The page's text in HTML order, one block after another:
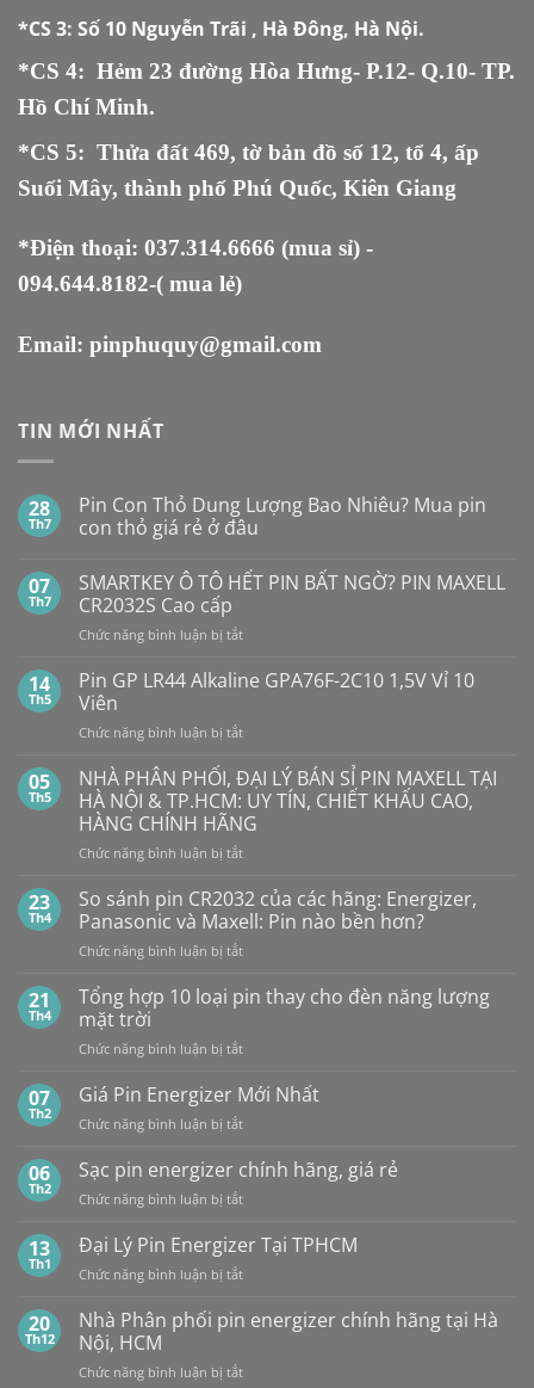
*CS 3: Số 10 Nguyễn Trãi , Hà Đông, Hà Nội.
*CS 4: Hẻm 23 đường Hòa Hưng- P.12- Q.10- TP.
Hồ Chí Minh.
*CS 5: Thửa đất 469, tờ bản đồ số 12, tổ 4, ấp
Suối Mây, thành phố Phú Quốc, Kiên Giang
*Điện thoại: 037.314.6666 (mua sỉ) -
094.644.8182-( mua lẻ)
Email: pinphuquy@gmail.com
TIN MỚI NHẤT
28
Th7
Pin Con Thỏ Dung Lượng Bao Nhiêu? Mua pin
con thỏ giá rẻ ở đâu
bình
luận
ở
Pin
Con
Dung
Lượng
Bao
Mua
con
thỏ
giá
rẻ
ở
đâu
07
Th7
SMARTKEY Ô TÔ HẾT PIN BẤT NGỜ? PIN MAXELL
CR2032S Cao cấp
Chức năng bình luận bị tắtở
Ô
TÔ
PIN
NGỜ?
PIN
MAXELL
CR2032S Cao
cấp
14
Th5
Pin GP LR44 Alkaline GPA76F-2C10 1,5V Vỉ 10
Viên
Chức năng bình luận bị tắtở
GP
LR44
Alkaline
GPA76F-
2C10
Vỉ
10
Viên
05
Th5
NHÀ PHÂN PHỐI, ĐẠI LÝ BÁN SỈ PIN MAXELL TẠI
HÀ NỘI & TP.HCM: UY TÍN, CHIẾT KHẤU CAO,
HÀNG CHÍNH HÃNG
Chức năng bình luận bị tắtở
PHÂN
PHỐI,
ĐẠI
LÝ
SỈ
TẠI
NỘI
TP.HCM:
TÍN,
CHIẾT
CAO,
HÀNG
CHÍNH
23
Th4
So sánh pin CR2032 của các hãng: Energizer,
Panasonic và Maxell: Pin nào bền hơn?
Chức năng bình luận bị tắtở
sánh
pin
của
hãng:
Panasonic
Maxell:
hơn?
21
Th4
Tổng hợp 10 loại pin thay cho đèn năng lượng
mặt trời
Chức năng bình luận bị tắtở
hợp
10
loại
thay
đèn
lượng
mặt
07
Th2
Giá Pin Energizer Mới Nhất
Chức năng bình luận bị tắtở
Pin
Energizer
Mới
06
Th2
Sạc pin energizer chính hãng, giá rẻ
Chức năng bình luận bị tắtở
pin
energizer
chính
giá
13
Th1
Đại Lý Pin Energizer Tại TPHCM
Chức năng bình luận bị tắtở
Lý
Pin
Tại
20
Th12
Nhà Phân phối pin energizer chính hãng tại Hà
Nội, HCM
Chức năng bình luận bị tắtở